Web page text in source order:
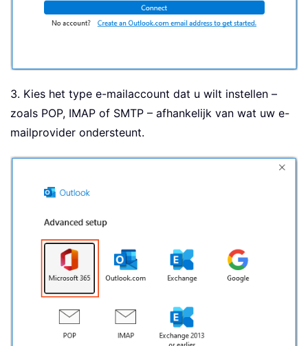
3. Kies het type e-mailaccount dat u wilt instellen –
zoals POP, IMAP of SMTP – afhankelijk van wat uw e-
mailprovider ondersteunt.